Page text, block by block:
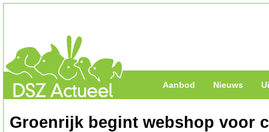
Aanbod Nieuws
Groenrijk begint webshop voor